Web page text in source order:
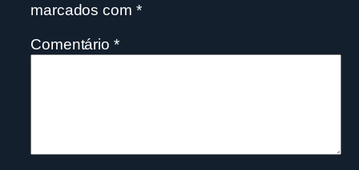
marcados com *
Comentário *